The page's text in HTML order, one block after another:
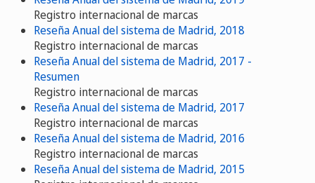
Registro internacional de marcas
Reseña Anual del sistema de Madrid, 2018
Registro internacional de marcas
Reseña Anual del sistema de Madrid, 2017 -
Resumen
Registro internacional de marcas
Reseña Anual del sistema de Madrid, 2017
Registro internacional de marcas
Reseña Anual del sistema de Madrid, 2016
Registro internacional de marcas
Reseña Anual del sistema de Madrid, 2015